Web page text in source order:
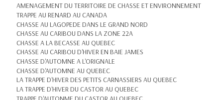
AMENAGEMENT DU TERRITOIRE DE CHASSE ET ENVIRONNEMENT
TRAPPE AU RENARD AU CANADA
CHASSE AU LAGOPEDE DANS LE GRAND NORD
CHASSE AU CARIBOU DANS LA ZONE 22A
CHASSE A LA BECASSE AU QUEBEC
CHASSE AU CARIBOU D'HIVER EN BAIE JAMES
CHASSE D'AUTOMNE A L'ORIGNALE
CHASSE D'AUTOMNE AU QUEBEC
LA TRAPPE D'HIVER DES PETITS CARNASSIERS AU QUEBEC
LA TRAPPE D'HIVER DU CASTOR AU QUEBEC